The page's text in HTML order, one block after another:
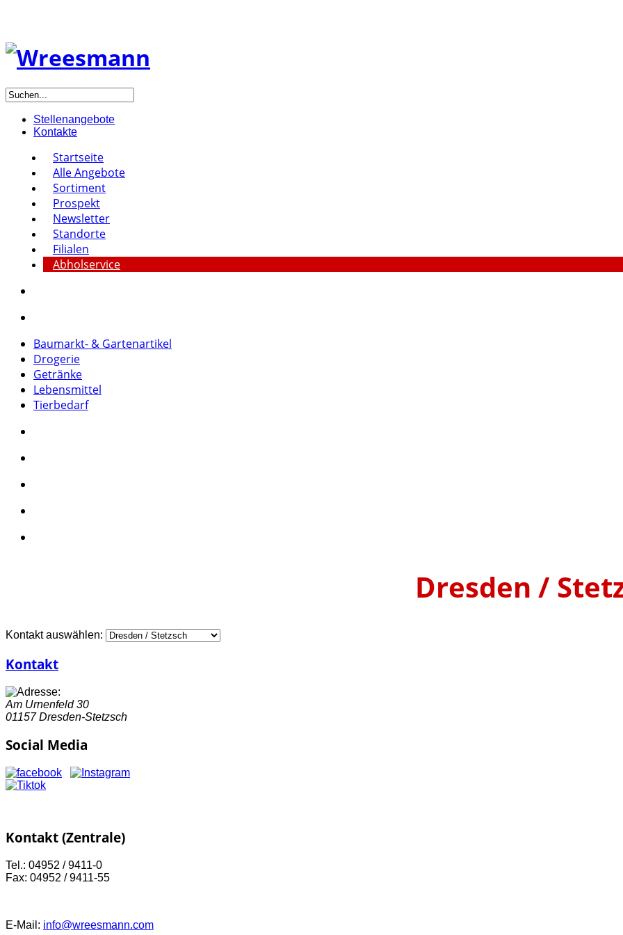
Stellenangebote
Kontakte
Startseite
Alle Angebote
Sortiment
Prospekt
Newsletter
Standorte
Filialen
Abholservice
Baumarkt- & Gartenartikel
Drogerie
Getränke
Lebensmittel
Tierbedarf
Dresden /
Kontakt auswählen:
Kontakt
Am Urnenfeld 30
01157 Dresden-Stetzsch
Social Media
Kontakt (Zentrale)
Tel.: 04952 / 9411-0
Fax: 04952 / 9411-55
E-Mail: info@wreesmann.com